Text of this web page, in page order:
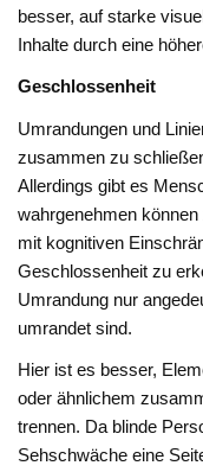
besser, auf starke
Inhalte durch eine
Geschlossenheit
Umrandungen und
zusammen zu
Allerdings gibt es
wahrgenehmen
mit kognitiven
Geschlossenheit zu
Umrandung nur
umrandet sind.
Hier ist es besser,
oder ähnlichem
trennen. Da blinde
Sehschwäche eine